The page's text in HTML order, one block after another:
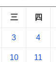
三 四
3 4
10 11